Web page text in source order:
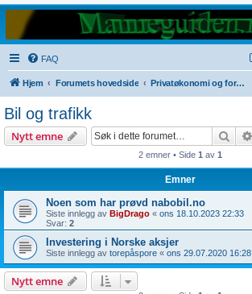
FAQ
Hjem Forumets hovedside Privatøkonomi og forbrukerspørsmål
Bil og trafikk
Nytt emne Søk
2 emner • Side 1 av 1
Emner
Noen som har prøvd nabobil.no
Siste innlegg av BigDrago « ons 18.10.2023 22:33
Svar: 2
Investering i Norske aksjer
Siste innlegg av torepåspore « ons 29.07.2020 16:28
Nytt emne